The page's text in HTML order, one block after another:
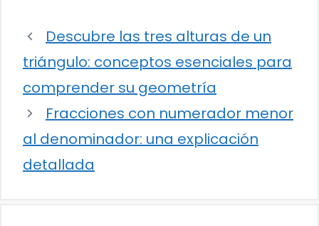
Descubre las tres alturas de un
triángulo: conceptos esenciales para
comprender su geometría
Fracciones con numerador menor
al denominador: una explicación
detallada